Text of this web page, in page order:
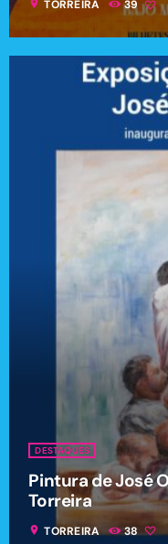
location_on TORREIRA 39
DESTAQUES
Pintura de José
Torreira
location_on TORREIRA 38